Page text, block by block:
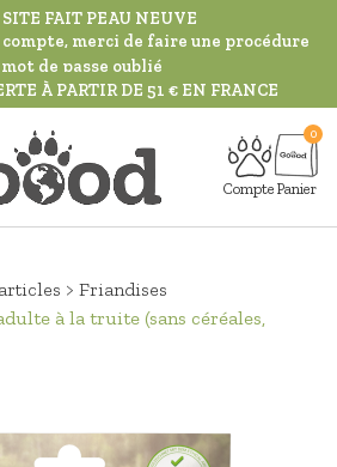
FAIT PEAU NEUVE
merci de faire une procédure
de passe oublié
À PARTIR DE 51 € EN FRANCE
Compte Panier
Friandises
à la truite (sans céréales,